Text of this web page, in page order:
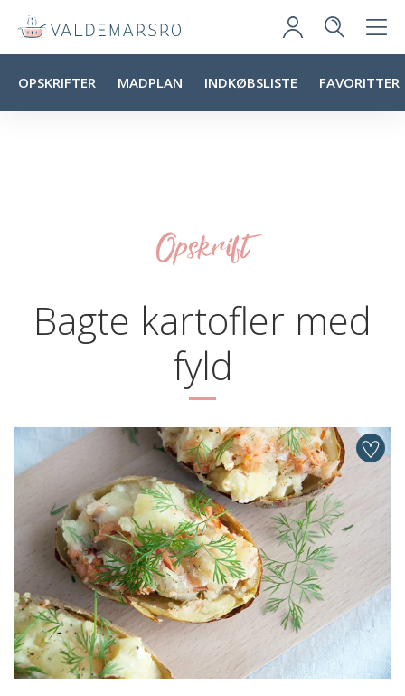
OPSKRIFTER MADPLAN INDKØBSLISTE FAVORITTER
Opskrift
Bagte kartofler med
fyld